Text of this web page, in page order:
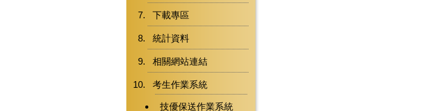
下載專區
統計資料
相關網站連結
考生作業系統
技優保送作業系統